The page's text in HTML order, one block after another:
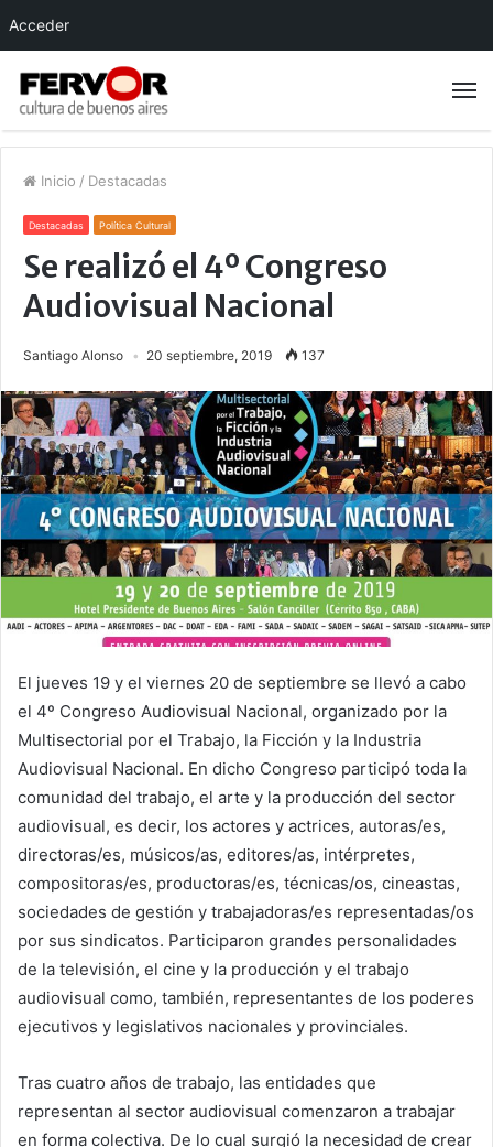
Inicio / Destacadas
Destacadas Política Cultural
Se realizó el 4º Congreso
Audiovisual Nacional
Santiago Alonso 20 septiembre, 2019 137
El jueves 19 y el viernes 20 de septiembre se llevó a cabo
el 4º Congreso Audiovisual Nacional, organizado por la
Multisectorial por el Trabajo, la Ficción y la Industria
Audiovisual Nacional. En dicho Congreso participó toda la
comunidad del trabajo, el arte y la producción del sector
audiovisual, es decir, los actores y actrices, autoras/es,
directoras/es, músicos/as, editores/as, intérpretes,
compositoras/es, productoras/es, técnicas/os, cineastas,
sociedades de gestión y trabajadoras/es representadas/os
por sus sindicatos. Participaron grandes personalidades
de la televisión, el cine y la producción y el trabajo
audiovisual como, también, representantes de los poderes
ejecutivos y legislativos nacionales y provinciales.
Tras cuatro años de trabajo, las entidades que
representan al sector audiovisual comenzaron a trabajar
en forma colectiva. De lo cual surgió la necesidad de crear
Acceder